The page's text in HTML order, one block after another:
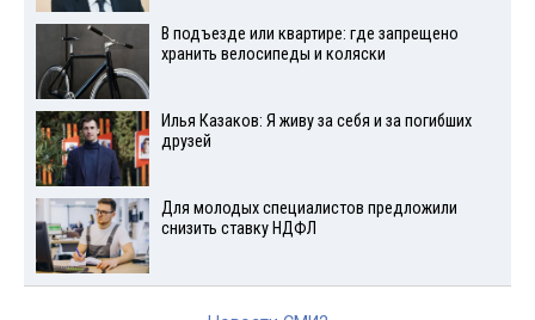
В подъезде или квартире: где запрещено
хранить велосипеды и коляски
Илья Казаков: Я живу за себя и за погибших
друзей
Для молодых специалистов предложили
снизить ставку НДФЛ